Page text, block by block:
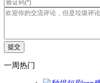
一周热门